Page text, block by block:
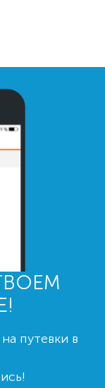
путевки в